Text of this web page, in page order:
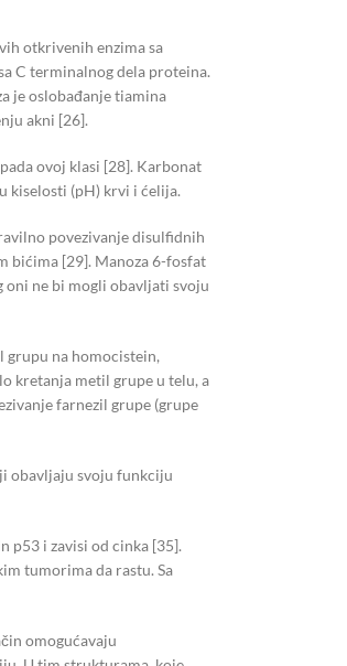
otkrivenih enzima sa
C terminalnog dela proteina.
je oslobađanje tiamina
akni [26].
ovoj klasi [28]. Karbonat
kiselosti (pH) krvi i ćelija.
povezivanje disulfidnih
bićima [29]. Manoza 6-fosfat
oni ne bi mogli obavljati svoju
grupu na homocistein,
kretanja metil grupe u telu, a
farnezil grupe (grupe
obavljaju svoju funkciju
p53 i zavisi od cinka [35].
tumorima da rastu. Sa
omogućavaju